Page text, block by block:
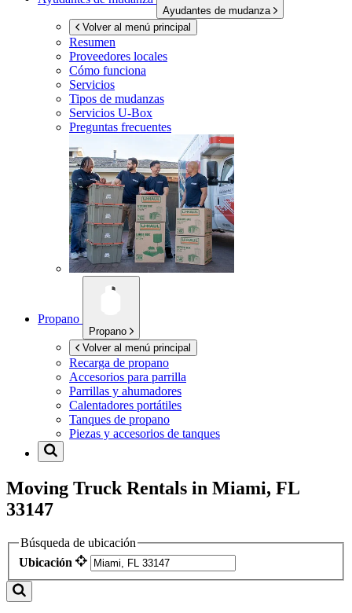
Ayudantes de mudanza
Volver al menú principal
Resumen
Proveedores locales
Cómo funciona
Servicios
Tipos de mudanzas
Servicios U-Box
Preguntas frecuentes
Propano
Propano
Volver al menú principal
Recarga de propano
Accesorios para parrilla
Parrillas y ahumadores
Calentadores portátiles
Tanques de propano
Piezas y accesorios de tanques
Moving Truck Rentals in Miami, FL
33147
Búsqueda de ubicación
Ubicación